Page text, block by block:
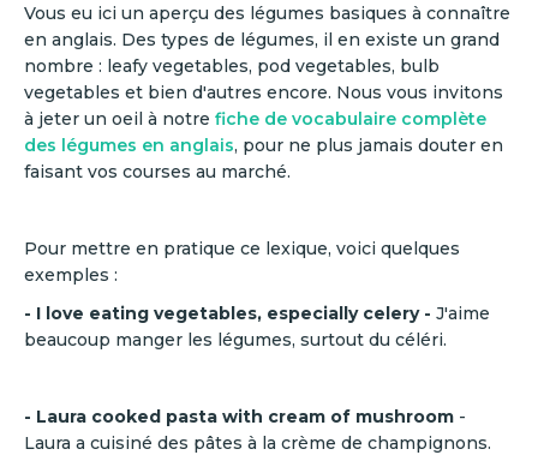
Vous eu ici un aperçu des légumes basiques à connaître
en anglais. Des types de légumes, il en existe un grand
nombre : leafy vegetables, pod vegetables, bulb
vegetables et bien d'autres encore. Nous vous invitons
à jeter un oeil à notre fiche de vocabulaire complète
des légumes en anglais, pour ne plus jamais douter en
faisant vos courses au marché.
Pour mettre en pratique ce lexique, voici quelques
exemples :
- I love eating vegetables, especially celery - J'aime
beaucoup manger les légumes, surtout du céléri.
- Laura cooked pasta with cream of mushroom -
Laura a cuisiné des pâtes à la crème de champignons.